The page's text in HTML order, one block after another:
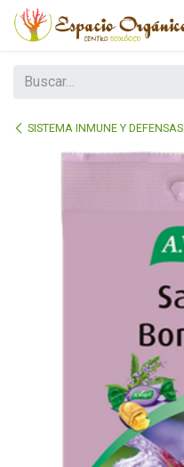
Ir al contenido
SISTEMA INMUNE Y DEFENSAS